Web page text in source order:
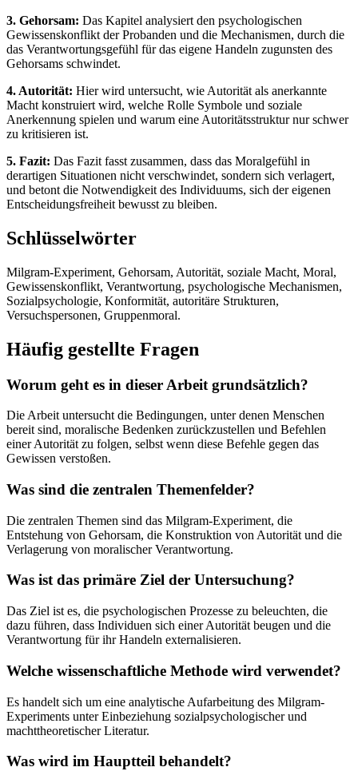
3. Gehorsam: Das Kapitel analysiert den psychologischen
Gewissenskonflikt der Probanden und die Mechanismen, durch die
das Verantwortungsgefühl für das eigene Handeln zugunsten des
Gehorsams schwindet.
4. Autorität: Hier wird untersucht, wie Autorität als anerkannte
Macht konstruiert wird, welche Rolle Symbole und soziale
Anerkennung spielen und warum eine Autoritätsstruktur nur schwer
zu kritisieren ist.
5. Fazit: Das Fazit fasst zusammen, dass das Moralgefühl in
derartigen Situationen nicht verschwindet, sondern sich verlagert,
und betont die Notwendigkeit des Individuums, sich der eigenen
Entscheidungsfreiheit bewusst zu bleiben.
Schlüsselwörter
Milgram-Experiment, Gehorsam, Autorität, soziale Macht, Moral,
Gewissenskonflikt, Verantwortung, psychologische Mechanismen,
Sozialpsychologie, Konformität, autoritäre Strukturen,
Versuchspersonen, Gruppenmoral.
Häufig gestellte Fragen
Worum geht es in dieser Arbeit grundsätzlich?
Die Arbeit untersucht die Bedingungen, unter denen Menschen
bereit sind, moralische Bedenken zurückzustellen und Befehlen
einer Autorität zu folgen, selbst wenn diese Befehle gegen das
Gewissen verstoßen.
Was sind die zentralen Themenfelder?
Die zentralen Themen sind das Milgram-Experiment, die
Entstehung von Gehorsam, die Konstruktion von Autorität und die
Verlagerung von moralischer Verantwortung.
Was ist das primäre Ziel der Untersuchung?
Das Ziel ist es, die psychologischen Prozesse zu beleuchten, die
dazu führen, dass Individuen sich einer Autorität beugen und die
Verantwortung für ihr Handeln externalisieren.
Welche wissenschaftliche Methode wird verwendet?
Es handelt sich um eine analytische Aufarbeitung des Milgram-
Experiments unter Einbeziehung sozialpsychologischer und
machttheoretischer Literatur.
Was wird im Hauptteil behandelt?